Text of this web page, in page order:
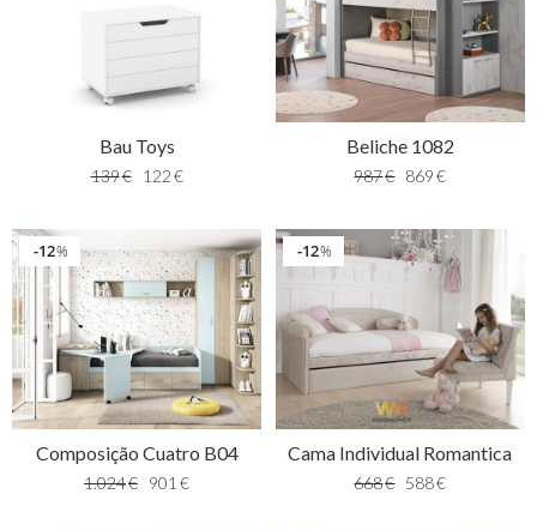
Bau Toys
139€ 122€
Beliche 1082
987€ 869 €
%
12
Composição Cuatro B04
1.024€ 901 €
%
12
Cama Individual Romantica
668€ 588€